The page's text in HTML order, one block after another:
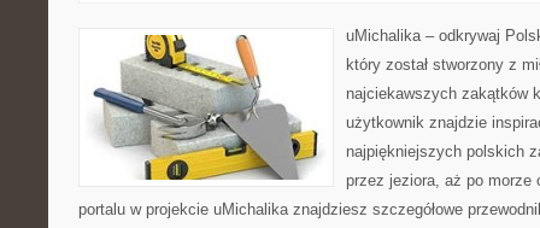
uMichalika – odkrywaj
który został stworzony z
najciekawszych zakątków
użytkownik znajdzie
najpiękniejszych polskich
przez jeziora, aż po morze
portalu w projekcie uMichalika znajdziesz szczegółowe